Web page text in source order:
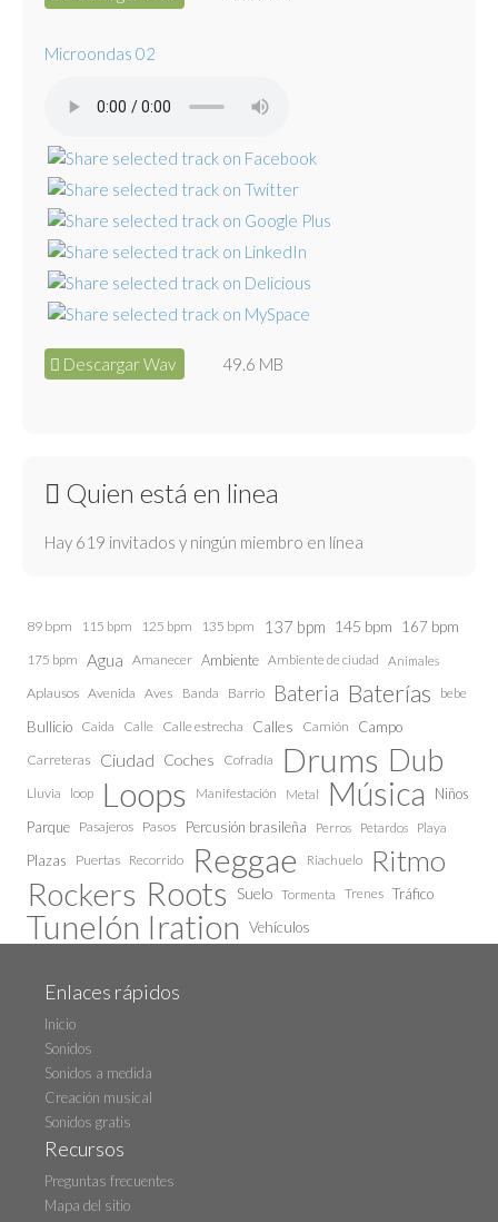
Microondas 02
Descargar Wav 49.6 MB
Quien está en linea
Hay 619 invitados y ningún miembro en línea
89 bpm 115 bpm 125 bpm 135 bpm 137 bpm 145 bpm 167 bpm
175 bpm Agua Amanecer Ambiente Ambiente de ciudad Animales
Aplausos Avenida Aves Banda Barrio Bateria Baterías bebe
Bullicio Caida Calle Calle estrecha Calles Camión Campo
Carreteras Ciudad Coches Cofradía Drums Dub
Lluvia loop Loops Manifestación Metal Música
Niños
Parque Pasajeros Pasos Percusión brasileña Perros Petardos Playa
Plazas Puertas Recorrido Reggae Riachuelo Ritmo
Rockers Roots Suelo Tormenta Trenes Tráfico
Tunelón Iration Vehículos
Enlaces rápidos
Inicio
Sonidos
Sonidos a medida
Creación musical
Sonidos gratis
Recursos
Preguntas frecuentes
Mapa del sitio